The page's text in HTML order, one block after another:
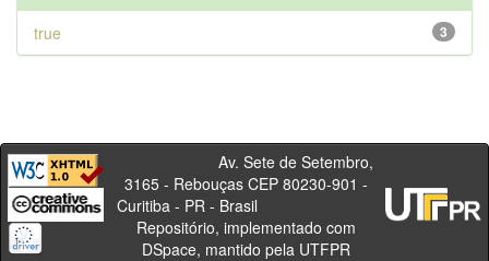
3
true
Av. Sete de Setembro,
3165 - Rebouças CEP 80230-901 -
Curitiba - PR - Brasil
Repositório, implementado com
DSpace, mantido pela UTFPR